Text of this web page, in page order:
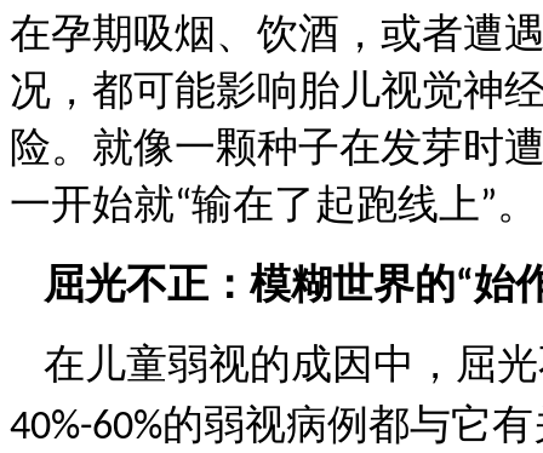
在孕期吸烟、饮酒，或者遭
况，都可能影响胎儿视觉神
险。就像一颗种子在发芽时
一开始就“输在了起跑线上 ”。
屈光不正：模糊世界的“始
在儿童弱视的成因中，屈
40%-60%的弱视病例都与它